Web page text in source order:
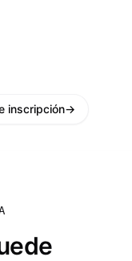
inscripción→